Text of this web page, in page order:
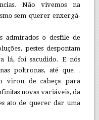
Não vivemos na
sem querer enxergá-
admirados o desfile de
pestes despontam
lá, foi sacudido. E nós
poltronas, até que…
virou de cabeça para
novas variáveis, da
ato de querer dar uma